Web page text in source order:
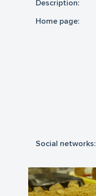
Description:
Home page:
Social networks: